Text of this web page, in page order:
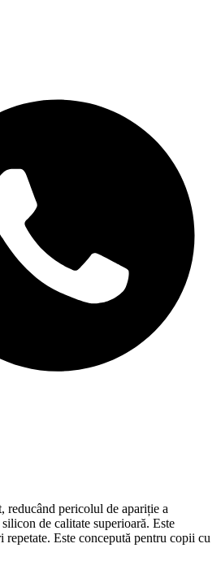
reducând pericolul de apariție a
de calitate superioară. Este
repetate. Este concepută pentru copii cu